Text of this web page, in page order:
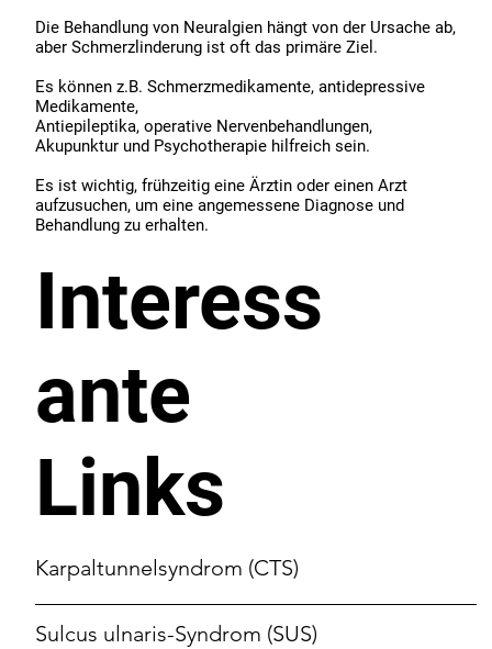
Die Behandlung von Neuralgien hängt von der Ursache ab,
aber Schmerzlinderung ist oft das primäre Ziel.
Es können z.B. Schmerzmedikamente, antidepressive
Medikamente,
Antiepileptika, operative Nervenbehandlungen,
Akupunktur und Psychotherapie hilfreich sein.
Es ist wichtig, frühzeitig eine Ärztin oder einen Arzt
aufzusuchen, um eine angemessene Diagnose und
Behandlung zu erhalten.
Interess
ante
Links
Karpaltunnelsyndrom (CTS)
Sulcus ulnaris-Syndrom (SUS)